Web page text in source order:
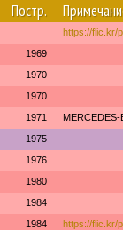
Постр.
https://flic.kr/
1969
1970
1970
1971
1975
1976
1980
1984
1984 https://flic.kr/